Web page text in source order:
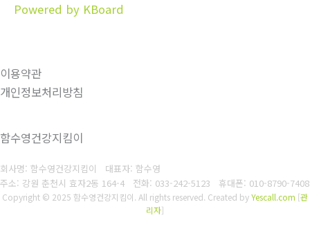
Powered by KBoard
이용약관
개인정보처리방침
함수영건강지킴이
회사명: 함수영건강지킴이 대표자: 함수영
주소: 강원 춘천시 효자2동 164-4 전화: 033-242-5123 휴대폰: 010-8790-7408
Copyright © 2025 함수영건강지킴이. All rights reserved. Created byYescall.com [관
리자]